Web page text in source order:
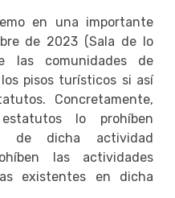
en una importante
de 2023 (Sala de lo
las comunidades de
pisos turísticos si así
Concretamente,
lo prohíben
de dicha actividad
las actividades
existentes en dicha